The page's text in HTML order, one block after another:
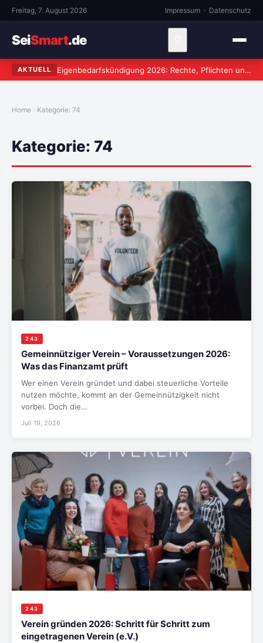
Freitag, 7. August 2026 Impressum · Datenschutz
SeiSmart.de
AKTUELL Eigenbedarfskündigung 2026: Rechte, Pflichten und häufige Fehler
Home Kategorie: 74
Kategorie: 74
243
Gemeinnütziger Verein – Voraussetzungen 2026:
Was das Finanzamt prüft
Wer einen Verein gründet und dabei steuerliche Vorteile
nutzen möchte, kommt an der Gemeinnützigkeit nicht
vorbei. Doch die…
Juli 19, 2026
243
Verein gründen 2026: Schritt für Schritt zum
eingetragenen Verein (e.V.)